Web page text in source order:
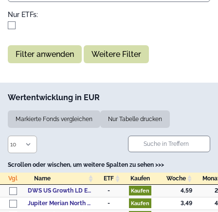
Nur ETFs:
Filter anwenden Weitere Filter
Wertentwicklung in EUR
Markierte Fonds vergleichen Nur Tabelle drucken
Scrollen oder wischen, um weitere Spalten zu sehen >>>
Vgl
Name ETF Kaufen Woche
Vgl
Name ETF Kaufen Woche
DWS US Growth LD EUR - Kaufen 4,59
Jupiter Merian North American Equity Fund (IRL), L USD Acc
- Kaufen 3,49